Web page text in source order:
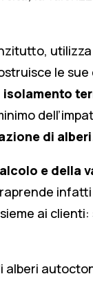
le sue
di
e della
ai
alberi